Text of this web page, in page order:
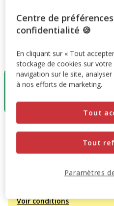
Taille:Marron
Marron
Destockage
50%
2.99€
Voir conditions
Prix antérieur 5.99€, Vous
5.99€ -50%
Centre de
confidentialité 🍪
En cliquant sur « Tout
stockage de cookies sur
navigation sur le site,
à nos efforts de marketing.
Tout
Tout
Paramètres